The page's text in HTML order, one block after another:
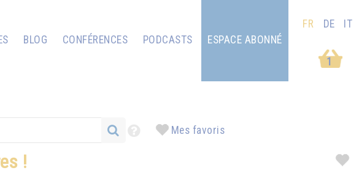
BLOG CONFÉRENCES
PODCASTS
1
ESPACE ABONNÉ
FR DE IT
Mes favoris
!